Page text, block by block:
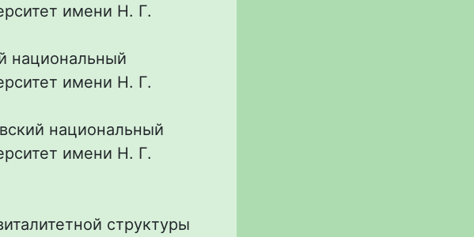
имени Н. Г.
национальный
имени Н. Г.
национальный
имени Н. Г.
структуры